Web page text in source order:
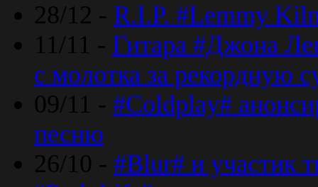
28/12 - R.I.P. #Lemmy
11/11 - Гитара #Джона
с молотка за рекордную
09/11 - #Coldplay#
песню
26/10 - #Blur# и участик